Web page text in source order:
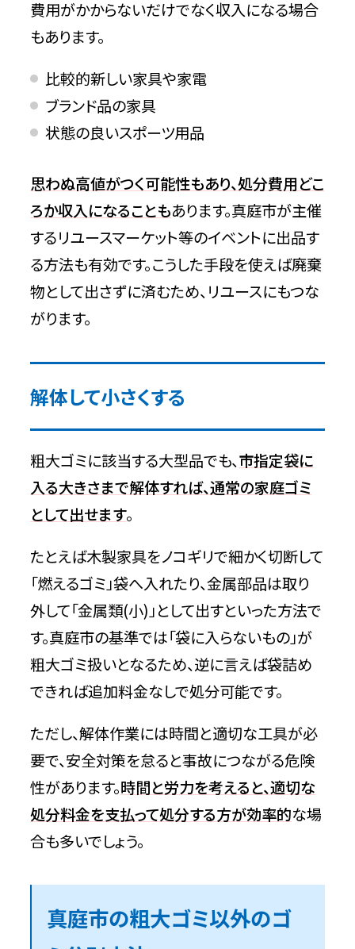
費用がかからないだけでなく収入になる場合
もあります。
比較的新しい家具や家電
ブランド品の家具
状態の良いスポーツ用品
思わぬ高値がつく可能性もあり、処分費用どこ
ろか収入になることもあります。真庭市が主催
するリユースマーケット等のイベントに出品す
る方法も有効です。こうした手段を使えば廃棄
物として出さずに済むため、リユースにもつな
がります。
解体して小さくする
粗大ゴミに該当する大型品でも、市指定袋に
入る大きさまで解体すれば、通常の家庭ゴミ
として出せます。
たとえば木製家具をノコギリで細かく切断して
「燃えるゴミ」袋へ入れたり、金属部品は取り
外して「金属類(小)」として出すといった方法で
す。真庭市の基準では「袋に入らないもの」が
粗大ゴミ扱いとなるため、逆に言えば袋詰め
できれば追加料金なしで処分可能です。
ただし、解体作業には時間と適切な工具が必
要で、安全対策を怠ると事故につながる危険
性があります。時間と労力を考えると、適切な
処分料金を支払って処分する方が効率的な場
合も多いでしょう。
真庭市の粗大ゴミ以外のゴ